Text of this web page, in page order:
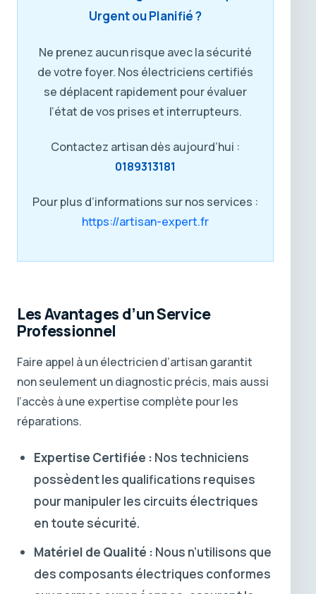
Urgent ou Planifié ?
Ne prenez aucun risque avec la sécurité
de votre foyer. Nos électriciens certifiés
se déplacent rapidement pour évaluer
l’état de vos prises et interrupteurs.
Contactez artisan dès aujourd’hui :
0189313181
Pour plus d’informations sur nos services :
https://artisan-expert.fr
Les Avantages d’un Service
Professionnel
Faire appel à un électricien d’artisan garantit
non seulement un diagnostic précis, mais aussi
l’accès à une expertise complète pour les
réparations.
Expertise Certifiée : Nos techniciens
possèdent les qualifications requises
pour manipuler les circuits électriques
en toute sécurité.
Matériel de Qualité : Nous n’utilisons que
des composants électriques conformes